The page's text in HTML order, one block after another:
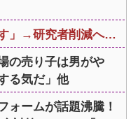
」→研究者削減へ…
の売り子は男がや
る気だ」他
ォームが話題沸騰！